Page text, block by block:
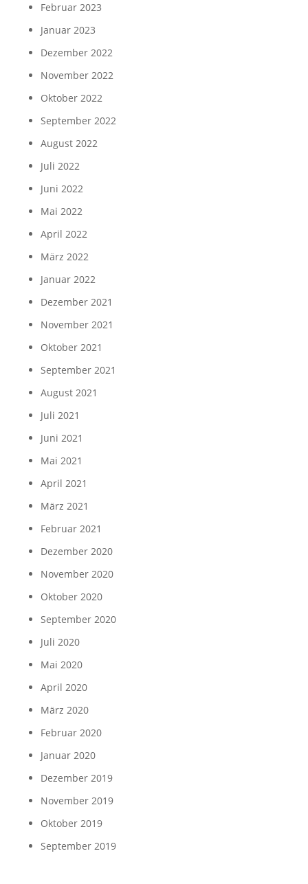
Februar 2023
Januar 2023
Dezember 2022
November 2022
Oktober 2022
September 2022
August 2022
Juli 2022
Juni 2022
Mai 2022
April 2022
März 2022
Januar 2022
Dezember 2021
November 2021
Oktober 2021
September 2021
August 2021
Juli 2021
Juni 2021
Mai 2021
April 2021
März 2021
Februar 2021
Dezember 2020
November 2020
Oktober 2020
September 2020
Juli 2020
Mai 2020
April 2020
März 2020
Februar 2020
Januar 2020
Dezember 2019
November 2019
Oktober 2019
September 2019